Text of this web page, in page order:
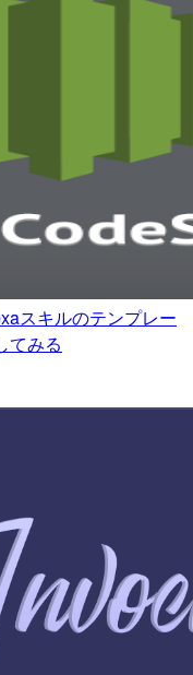
スキルのテンプレー
てみる